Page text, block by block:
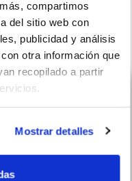
compartimos
del sitio web con
publicidad y análisis
otra información que
recopilado a partir
Mostrar detalles
Frontera